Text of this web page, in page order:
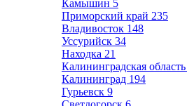
Камышин 5
Приморский край 235
Владивосток 148
Уссурийск 34
Находка 21
Калининградская область
Калининград 194
Гурьевск 9